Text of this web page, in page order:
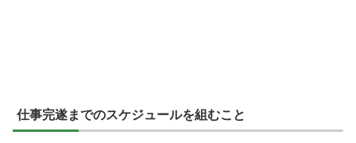
仕事完遂までのスケジュールを組むこと